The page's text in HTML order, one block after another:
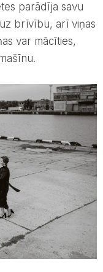
parādīja savu
brīvību, arī viņas
var mācīties,